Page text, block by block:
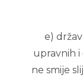
e)
upravnih
ne smije